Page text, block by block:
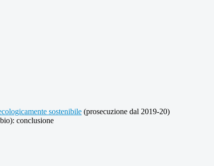
sostenibile (prosecuzione dal 2019-20)
conclusione